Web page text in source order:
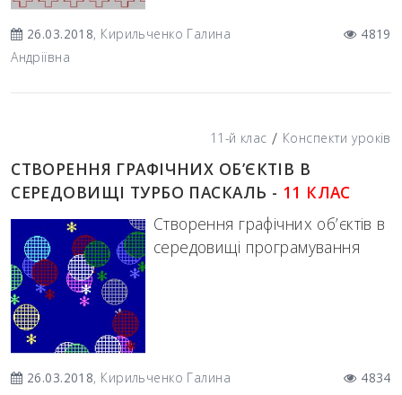
26.03.2018, Кирильченко Галина
Андріївна
4819
11-й клас / Конспекти уроків
СТВОРЕННЯ ГРАФІЧНИХ ОБ’ЄКТІВ В
СЕРЕДОВИЩІ ТУРБО ПАСКАЛЬ - 11 КЛАС
Створення графічних об’єктів в
середовищі програмування
26.03.2018, Кирильченко Галина
4834